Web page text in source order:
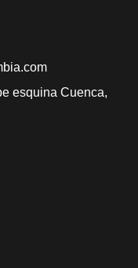
esquina Cuenca,